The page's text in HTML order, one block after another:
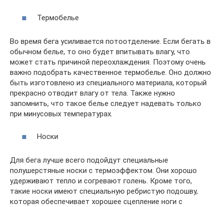
Термобелье
Во время бега усиливается потоотделение. Если бегать в
обычном белье, то оно будет впитывать влагу, что
может стать причиной переохлаждения. Поэтому очень
важно подобрать качественное термобелье. Оно должно
быть изготовлено из специального материала, который
прекрасно отводит влагу от тела. Также нужно
запомнить, что такое белье следует надевать только
при минусовых температурах.
Носки
Для бега лучше всего подойдут специальные
полушерстяные носки с термоэффектом. Они хорошо
удерживают тепло и согревают голень. Кроме того,
такие носки имеют специальную ребристую подошву,
которая обеспечивает хорошее сцепление ноги с